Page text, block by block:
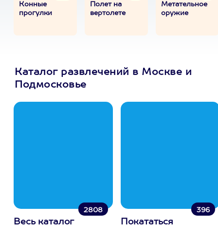
Конные
прогулки
Полет на
вертолете
Метательное
оружие
Каталог развлечений в Москве и
Подмосковье
2808
Весь каталог
396
Покататься